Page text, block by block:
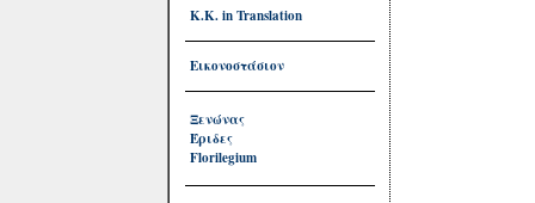
Κ.Κ. in Translation
Εικονοστάσιον
Ξενώνας
Έριδες
Florilegium